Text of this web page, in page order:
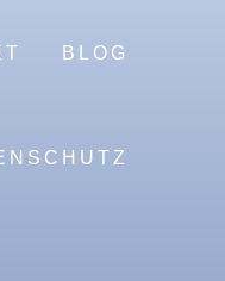
BLOG